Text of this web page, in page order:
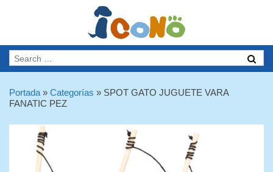
Portada » Categorías » SPOT GATO JUGUETE VARA
FANATIC PEZ